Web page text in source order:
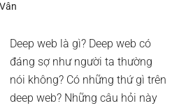
áp
dụng
thành
công
Deep web là gì? Deep web có
đáng sợ như người ta thường
nói không? Có những thứ gì trên
deep web? Những câu hỏi này